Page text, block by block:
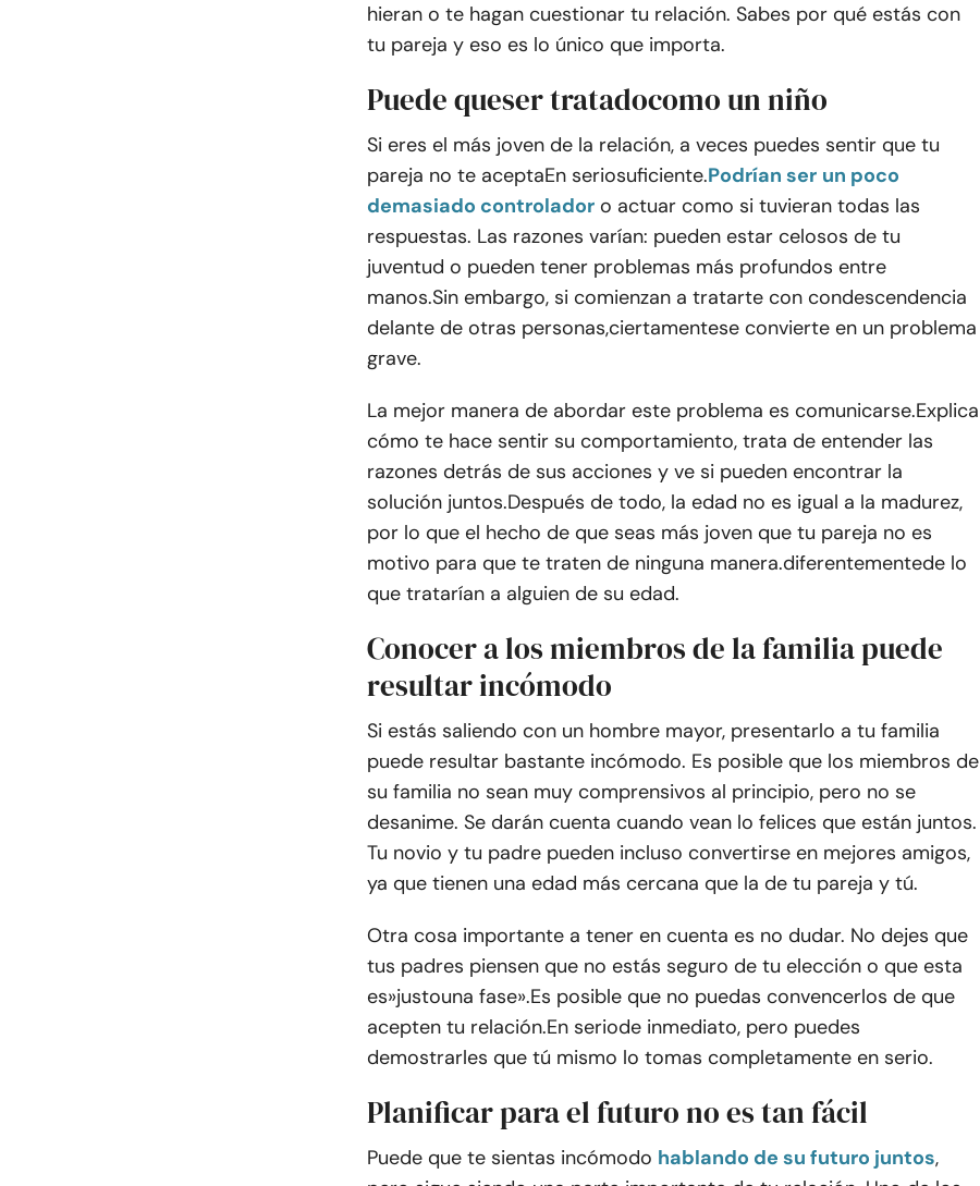
hieran o te hagan cuestionar tu relación. Sabes por qué estás con
tu pareja y eso es lo único que importa.
Puede queser tratadocomo un niño
Si eres el más joven de la relación, a veces puedes sentir que tu
pareja no te aceptaEn seriosuficiente.Podrían ser un poco
demasiado controlador o actuar como si tuvieran todas las
respuestas. Las razones varían: pueden estar celosos de tu
juventud o pueden tener problemas más profundos entre
manos.Sin embargo, si comienzan a tratarte con condescendencia
delante de otras personas,ciertamentese convierte en un problema
grave.
La mejor manera de abordar este problema es comunicarse.Explica
cómo te hace sentir su comportamiento, trata de entender las
razones detrás de sus acciones y ve si pueden encontrar la
solución juntos.Después de todo, la edad no es igual a la madurez,
por lo que el hecho de que seas más joven que tu pareja no es
motivo para que te traten de ninguna manera.diferentementede lo
que tratarían a alguien de su edad.
Conocer a los miembros de la familia puede
resultar incómodo
Si estás saliendo con un hombre mayor, presentarlo a tu familia
puede resultar bastante incómodo. Es posible que los miembros de
su familia no sean muy comprensivos al principio, pero no se
desanime. Se darán cuenta cuando vean lo felices que están juntos.
Tu novio y tu padre pueden incluso convertirse en mejores amigos,
ya que tienen una edad más cercana que la de tu pareja y tú.
Otra cosa importante a tener en cuenta es no dudar. No dejes que
tus padres piensen que no estás seguro de tu elección o que esta
es»justouna fase».Es posible que no puedas convencerlos de que
acepten tu relación.En seriode inmediato, pero puedes
demostrarles que tú mismo lo tomas completamente en serio.
Planificar para el futuro no es tan fácil
Puede que te sientas incómodo hablando de su futuro juntos,